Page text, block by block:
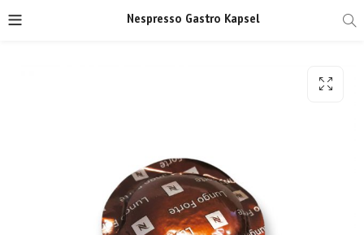
Nespresso Gastro Kapsel